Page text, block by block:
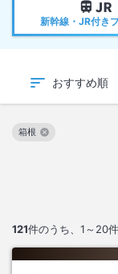
新幹線・JR付き
おすすめ順
121件のうち、 1～20
箱根
この絞り込み条件を解除